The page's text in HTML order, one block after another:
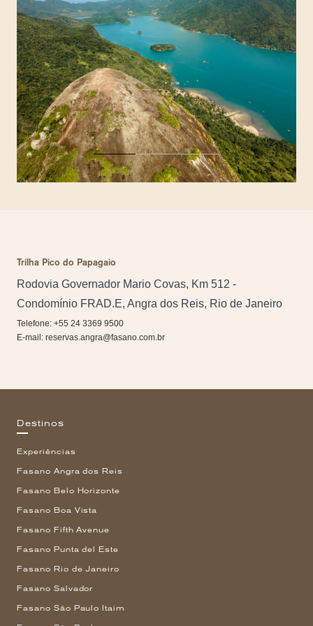
Trilha Pico do Papagaio
Rodovia Governador Mario Covas, Km 512 -
Condomínio FRAD.E, Angra dos Reis, Rio de Janeiro
Telefone: +55 24 3369 9500
E-mail: reservas.angra@fasano.com.br
Destinos
Experiências
Fasano Angra dos Reis
Fasano Belo Horizonte
Fasano Boa Vista
Fasano Fifth Avenue
Fasano Punta del Este
Fasano Rio de Janeiro
Fasano Salvador
Fasano São Paulo Itaim